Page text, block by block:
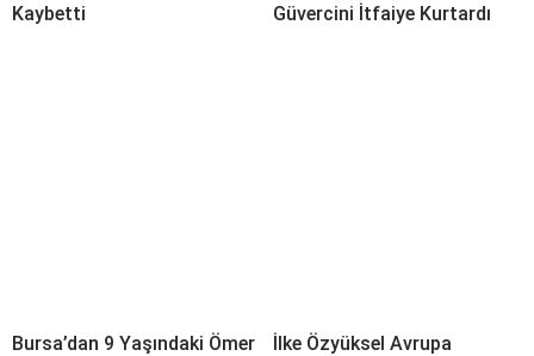
Kaybetti
Güvercini İtfaiye Kurtardı
Bursa’dan 9 Yaşındaki Ömer
İlke Özyüksel Avrupa